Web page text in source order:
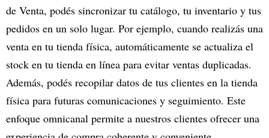
de Venta, podés sincronizar tu catálogo, tu inventario y tus
pedidos en un solo lugar. Por ejemplo, cuando realizás una
venta en tu tienda física, automáticamente se actualiza el
stock en tu tienda en línea para evitar ventas duplicadas.
Además, podés recopilar datos de tus clientes en la tienda
física para futuras comunicaciones y seguimiento. Este
enfoque omnicanal permite a nuestros clientes ofrecer una